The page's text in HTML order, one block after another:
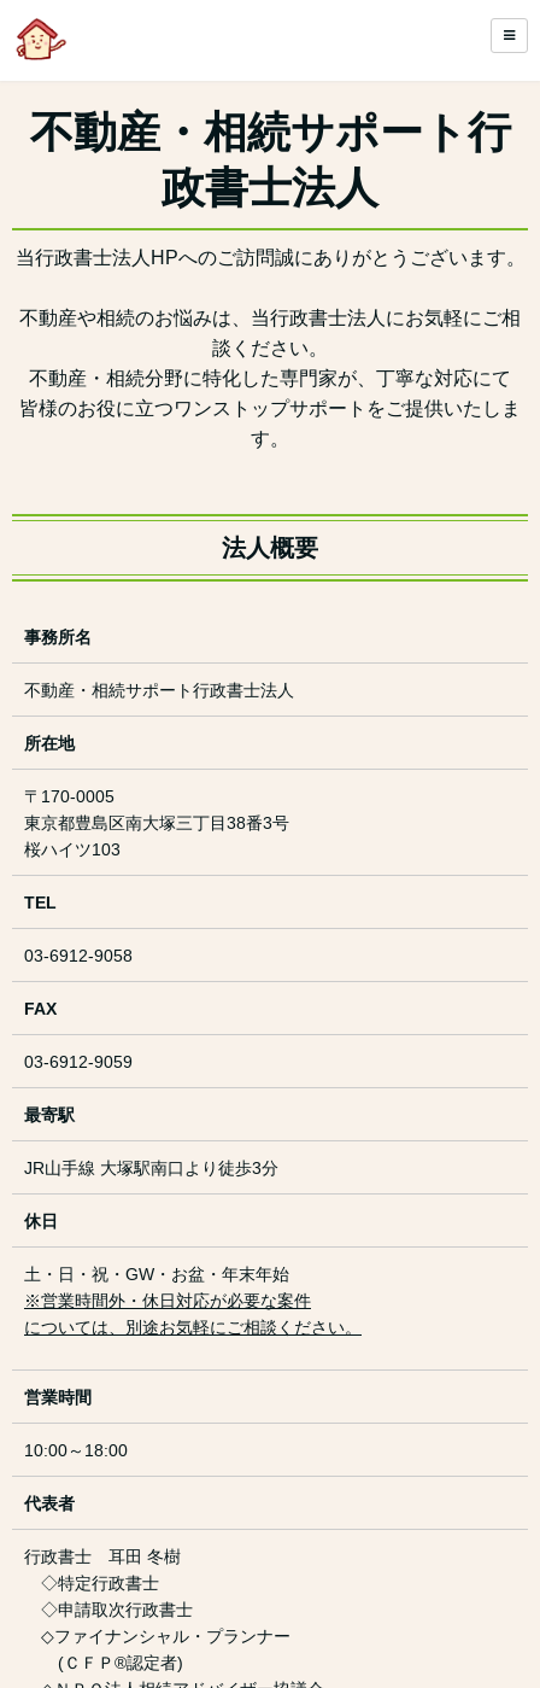
不動産・相続サポート行
政書士法人
当行政書士法人HPへのご訪問誠にありがとうございます。
不動産や相続のお悩みは、当行政書士法人にお気軽にご相
談ください。
不動産・相続分野に特化した専門家が、丁寧な対応にて
皆様のお役に立つワンストップサポートをご提供いたしま
す。
法人概要
事務所名
不動産・相続サポート行政書士法人
所在地
〒170-0005
東京都豊島区南大塚三丁目38番3号
桜ハイツ103
TEL
03-6912-9058
FAX
03-6912-9059
最寄駅
JR山手線 大塚駅南口より徒歩3分
休日
土・日・祝・GW・お盆・年末年始
※営業時間外・休日対応が必要な案件
については、別途お気軽にご相談ください。
営業時間
10:00～18:00
代表者
行政書士 耳田 冬樹
◇特定行政書士
◇申請取次行政書士
◇ファイナンシャル・プランナー
(ＣＦＰ®認定者)